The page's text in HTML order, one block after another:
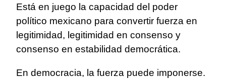
Está en juego la capacidad del poder
político mexicano para convertir fuerza en
legitimidad, legitimidad en consenso y
consenso en estabilidad democrática.
En democracia, la fuerza puede imponerse.